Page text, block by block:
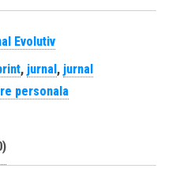
Evolutiv
, jurnal , jurnal
personala